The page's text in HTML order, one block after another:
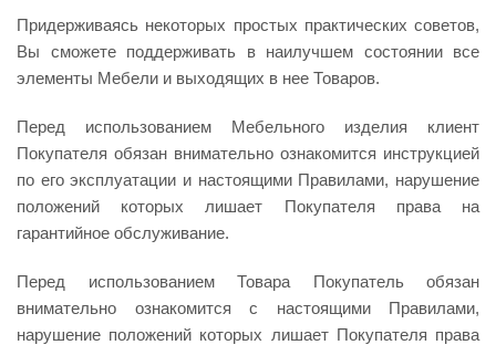
Придерживаясь некоторых простых практических советов,
Вы сможете поддерживать в наилучшем состоянии все
элементы Мебели и выходящих в нее Товаров.
Перед использованием Мебельного изделия клиент
Покупателя обязан внимательно ознакомится инструкцией
по его эксплуатации и настоящими Правилами, нарушение
положений которых лишает Покупателя права на
гарантийное обслуживание.
Перед использованием Товара Покупатель обязан
внимательно ознакомится с настоящими Правилами,
нарушение положений которых лишает Покупателя права